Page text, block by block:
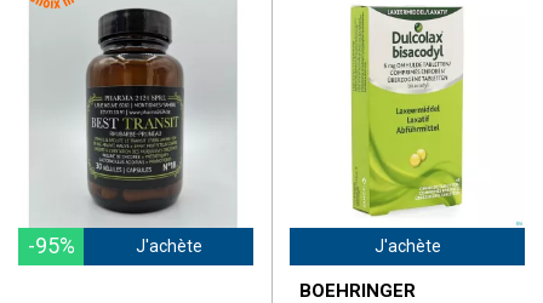
-95% J'achète J'achète
BOEHRINGER